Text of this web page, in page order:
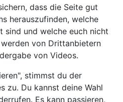
dass die Seite gut
herauszufinden, welche
sind und welche euch nicht
von Drittanbietern
von Videos.
stimmst du der
zu. Du kannst deine Wahl
Es kann passieren,